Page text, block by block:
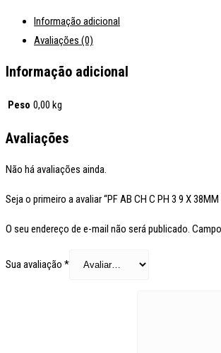
Informação adicional
Avaliações (0)
Informação adicional
Peso 0,00 kg
Avaliações
Não há avaliações ainda.
Seja o primeiro a avaliar “PF AB CH C PH 3 9 X 38MM
O seu endereço de e-mail não será publicado.
Sua avaliação *